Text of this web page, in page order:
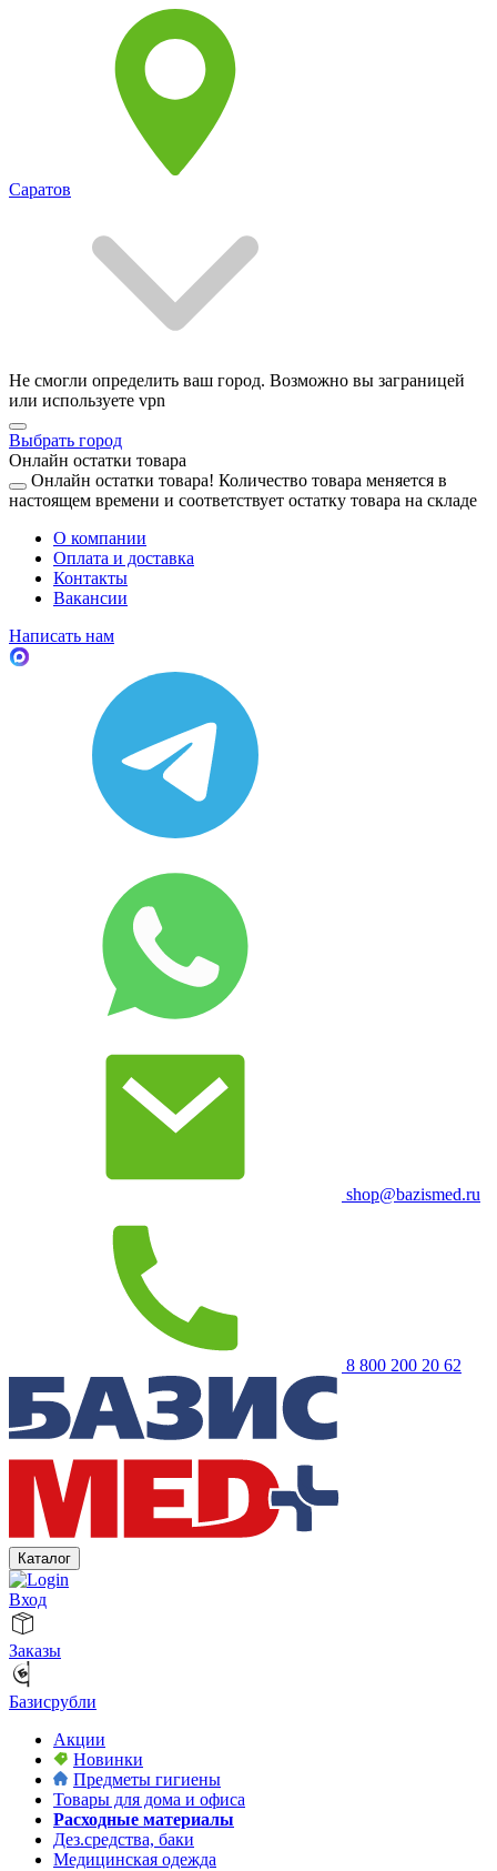
Саратов
Не смогли определить ваш город. Возможно вы заграницей
или используете vpn
Выбрать город
Онлайн остатки товара
Онлайн остатки товара! Количество товара меняется в
настоящем времени и соответствует остатку товара на складе
О компании
Оплата и доставка
Контакты
Вакансии
Написать нам
shop@bazismed.ru
8 800 200 20 62
Каталог
Вход
Заказы
Базисрубли
Акции
Новинки
Предметы гигиены
Товары для дома и офиса
Расходные материалы
Дез.средства, баки
Медицинская одежда